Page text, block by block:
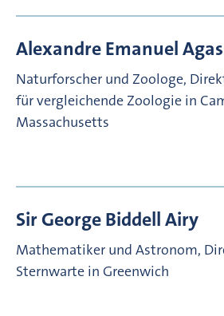
Alexandre Emanuel
Naturforscher und Zoologe,
für vergleichende Zoologie in
Massachusetts
Sir George BiddellAiry
Mathematiker und Astronom,
Sternwarte in Greenwich